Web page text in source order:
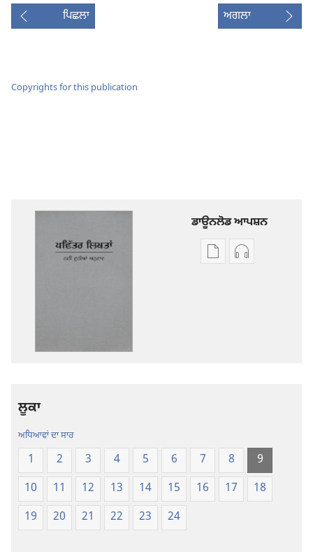
ਪਿਛਲਾ ਅਗਲਾ
Copyrights for this publication
ਡਾਊਨਲੋਡ ਆਪਸ਼ਨ
ਡਿਜੀਟਲਆਡੀਓ
ਲੂਕਾ
ਅਧਿਆਵਾਂ ਦਾ ਸਾਰ
1 2 3 4 5 6 7 8
9
10
11 12 13 14 15 16 17
18
19
20 21 22 23 24